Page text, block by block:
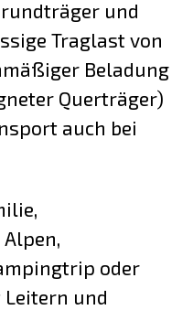
und
Traglast von
Beladung
Querträger)
auch bei
oder
und